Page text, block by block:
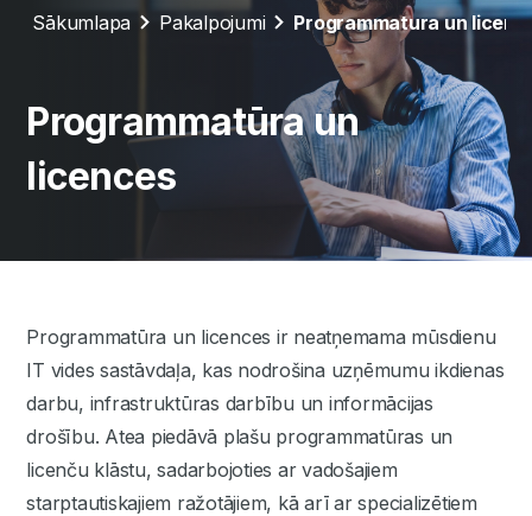
Sākumlapa Pakalpojumi Programmatura un
Programmatūra un
licences
Programmatūra un licences ir neatņemama mūsdienu
IT vides sastāvdaļa, kas nodrošina uzņēmumu ikdienas
darbu, infrastruktūras darbību un informācijas
drošību. Atea piedāvā plašu programmatūras un
licenču klāstu, sadarbojoties ar vadošajiem
starptautiskajiem ražotājiem, kā arī ar specializētiem